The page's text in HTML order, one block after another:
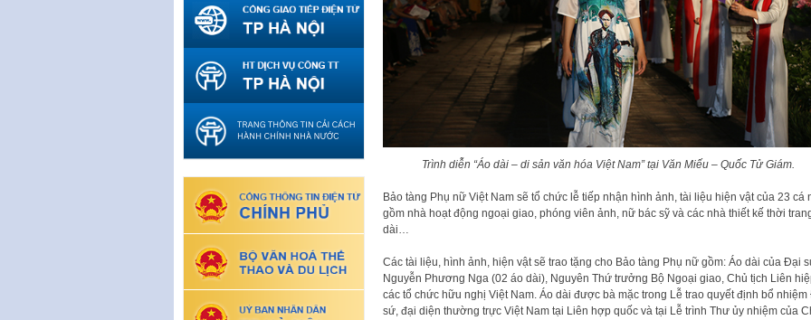
Trình diễn “Áo dài – di sản văn hóa Việt Nam” tại Văn Miếu – Quốc Tử Giám.
Bảo tàng Phụ nữ Việt Nam sẽ tổ chức lễ tiếp nhận hình ảnh, tài liệu hiện vật của 23 cá
gồm nhà hoạt động ngoại giao, phóng viên ảnh, nữ bác sỹ và các nhà thiết kế thời
dài…
Các tài liệu, hình ảnh, hiện vật sẽ trao tặng cho Bảo tàng Phụ nữ gồm: Áo dài của Đại
Nguyễn Phương Nga (02 áo dài), Nguyên Thứ trưởng Bộ Ngoại giao, Chủ tịch Liên
các tổ chức hữu nghị Việt Nam. Áo dài được bà mặc trong Lễ trao quyết định bổ nhiệm
sứ, đại diện thường trực Việt Nam tại Liên hợp quốc và tại Lễ trình Thư ủy nhiệm của